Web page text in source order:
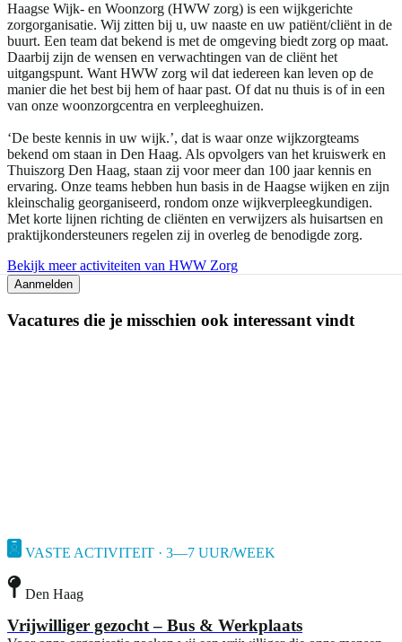
Haagse Wijk- en Woonzorg (HWW zorg) is een wijkgerichte
zorgorganisatie. Wij zitten bij u, uw naaste en uw patiënt/cliënt in de
buurt. Een team dat bekend is met de omgeving biedt zorg op maat.
Daarbij zijn de wensen en verwachtingen van de cliënt het
uitgangspunt. Want HWW zorg wil dat iedereen kan leven op de
manier die het best bij hem of haar past. Of dat nu thuis is of in een
van onze woonzorgcentra en verpleeghuizen.
‘De beste kennis in uw wijk.’, dat is waar onze wijkzorgteams
bekend om staan in Den Haag. Als opvolgers van het kruiswerk en
Thuiszorg Den Haag, staan zij voor meer dan 100 jaar kennis en
ervaring. Onze teams hebben hun basis in de Haagse wijken en zijn
kleinschalig georganiseerd, rondom onze wijkverpleegkundigen.
Met korte lijnen richting de cliënten en verwijzers als huisartsen en
praktijkondersteuners regelen zij in overleg de benodigde zorg.
Bekijk meer activiteiten van HWW Zorg
Aanmelden
Vacatures die je misschien ook interessant vindt
VASTE ACTIVITEIT · 3—7 UUR/WEEK
Den Haag
Vrijwilliger gezocht – Bus & Werkplaats